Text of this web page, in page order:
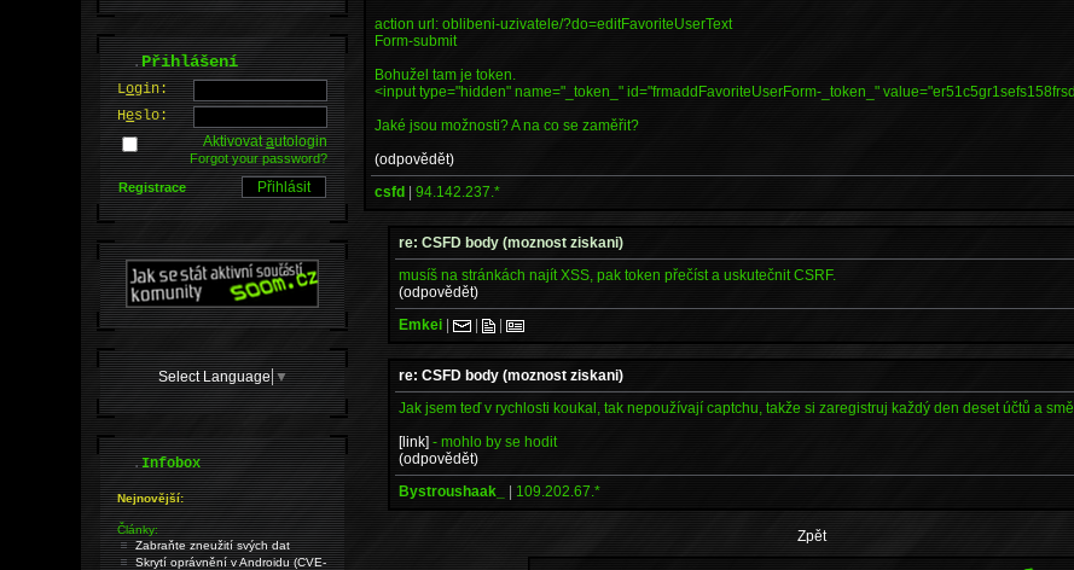
action url: oblibeni-uzivatele/?do=editFavoriteUserText
Form-submit
Bohužel tam je token.
<input type="hidden" name="_token_" id="frmaddFavoriteUserForm-_token_"
Jaké jsou možnosti? A na co se zaměřit?
(odpovědět)
csfd |94.142.237.*
re: CSFD body (moznost ziskani)
musíš na stránkách najít XSS, pak token přečíst a uskutečnit CSRF.
(odpovědět)
Emkei | | |
re: CSFD body (moznost ziskani)
Jak jsem teď v rychlosti koukal, tak nepoužívají captchu, takže si zaregistruj každý den deset účtů a
[link] - mohlo by se hodit
(odpovědět)
Bystroushaak_
| 109.202.67.*
Zpět
.Přihlášení
Login:
Heslo:
Aktivovatautologin
Forgot your password?
Registrace
Select Language ▼
.Infobox
Nejnovější:
Články:
Zabraňte zneužití svých dat
Skrytí oprávnění v Androidu (CVE-